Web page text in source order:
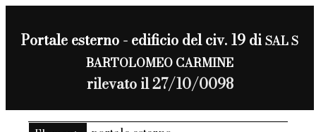
Portale esterno - edificio del civ. 19 diSAL S
BARTOLOMEO CARMINE
rilevato il 27/10/0098